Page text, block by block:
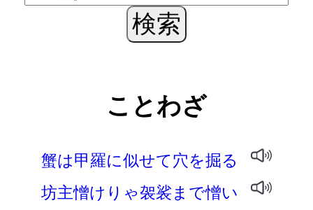
ことわざ
蟹は甲羅に似せて穴を掘る
坊主憎けりゃ袈裟まで憎い